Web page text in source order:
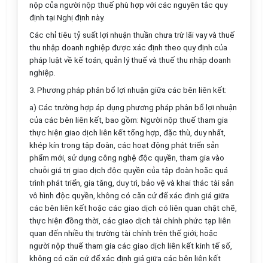
nộp của người nộp thuế phù hợp với các nguyên tắc quy
định tại Nghị định này.
Các chỉ tiêu tỷ suất lợi nhuận thuần chưa trừ lãi vay và thuế
thu nhập doanh nghiệp được xác định theo quy định của
pháp luật về kế toán, quản lý thuế và thuế thu nhập doanh
nghiệp.
3. Phương pháp phân bổ lợi nhuận giữa các bên liên kết:
a) Các trường hợp áp dụng phương pháp phân bổ lợi nhuận
của các bên liên kết, bao gồm: Người nộp thuế tham gia
thực hiện giao dịch liên kết tổng hợp, đặc thù, duy nhất,
khép kín trong tập đoàn, các hoạt động phát triển sản
phẩm mới, sử dụng công nghệ độc quyền, tham gia vào
chuỗi giá trị giao dịch độc quyền của tập đoàn hoặc quá
trình phát triển, gia tăng, duy trì, bảo vệ và khai thác tài sản
vô hình độc quyền, không có căn cứ để xác định giá giữa
các bên liên kết hoặc các giao dịch có liên quan chặt chẽ,
thực hiện đồng thời, các giao dịch tài chính phức tạp liên
quan đến nhiều thị trường tài chính trên thế giới; hoặc
người nộp thuế tham gia các giao dịch liên kết kinh tế số,
không có căn cứ để xác định giá giữa các bên liên kết